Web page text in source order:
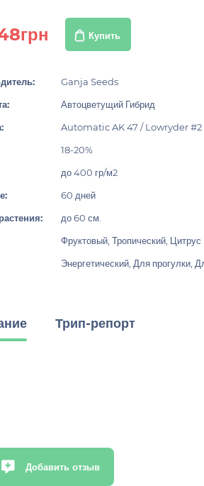
Купить
Ganja Seeds
Автоцветущий Гибрид
Automatic AK 47 / Lowryder #2
18-20%
до 400 гр/м2
60 дней
до 60 см.
Фруктовый, Тропический, Цитрус
Энергетический, Для прогулки,
Трип-репорт
Добавить отзыв